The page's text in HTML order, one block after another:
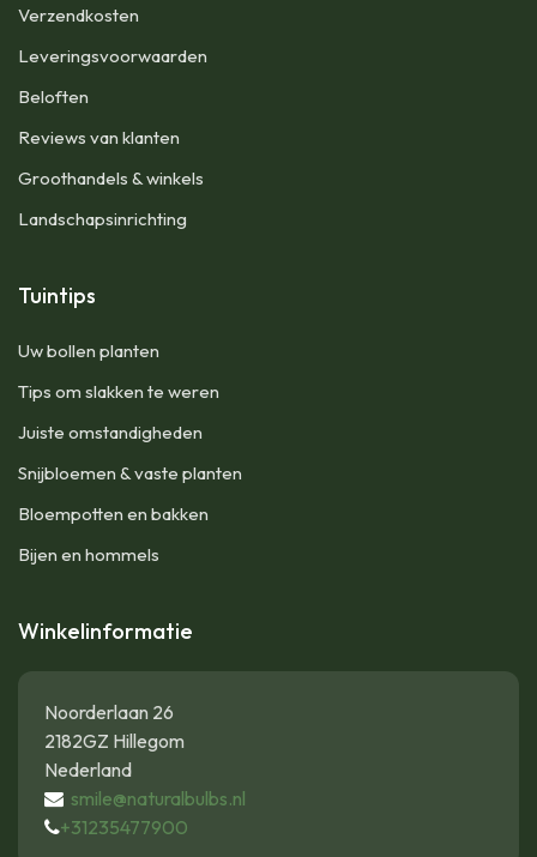
Verzendkosten
Leveringsvoorwaarden
Beloften
Reviews van klanten
Groothandels & winkels
Landschapsinrichting
Tuintips
Uw bollen planten
Tips om slakken te weren
Juiste omstandigheden
Snijbloemen & vaste planten
Bloempotten en bakken
Bijen en hommels
Winkelinformatie
Noorderlaan 26
2182GZ Hillegom
Nederland
smile@naturalbulbs.nl
+31235477900